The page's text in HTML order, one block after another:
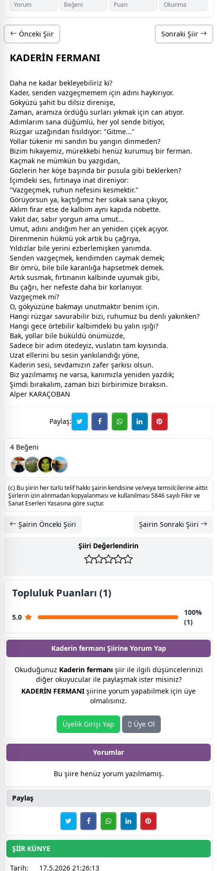
Yorum Beğeni Puan Okunma
Önceki Şiir Sonraki Şiir
KADERİN FERMANI
​Daha ne kadar bekleyebiliriz ki?
Kader, senden vazgeçmemem için adını haykırıyor.
Gökyüzü şahit bu dilsiz direnişe,
Zaman, aramıza ördüğü surları yıkmak için can atıyor.
​Adımlarım sana düğümlü, her yol sende bitiyor,
Rüzgar uzağından fısıldıyor: "Gitme..."
Yollar tükenir mi sandın bu yangın dinmeden?
Bizim hikayemiz, mürekkebi henüz kurumuş bir ferman.
​Kaçmak ne mümkün bu yazgıdan,
Gözlerin her köşe başında bir pusula gibi beklerken?
İçimdeki ses, fırtınaya inat direniyor:
"Vazgeçmek, ruhun nefesini kesmektir."
​Görüyorsun ya, kaçtığımız her sokak sana çıkıyor,
Aklım firar etse de kalbim aynı kapıda nöbette.
Vakit dar, sabır yorgun ama umut...
Umut, adını andığım her an yeniden çiçek açıyor.
​Direnmenin hükmü yok artık bu çağrıya,
Yıldızlar bile yerini ezberlemişken yanımda.
Senden vazgeçmek, kendimden caymak demek;
Bir ömrü, bile bile karanlığa hapsetmek demek.
​Artık susmak, fırtınanın kalbinde uyumak gibi,
Bu çağrı, her nefeste daha bir korlanıyor.
Vazgeçmek mi?
O, gökyüzüne bakmayı unutmaktır benim için.
​Hangi rüzgar savurabilir bizi, ruhumuz bu denli yakınken?
Hangi gece örtebilir kalbimdeki bu yalın ışığı?
Bak, yollar bile büküldü önümüzde,
Sadece bir adım ötedeyiz, vuslatın tam kıyısında.
​Uzat ellerini bu sesin yankılandığı yöne,
Kaderin sesi, sevdamızın zafer şarkısı olsun.
Biz yazılmamış ne varsa, kanımızla yeniden yazdık;
Şimdi bırakalım, zaman bizi birbirimize bıraksın.
Alper KARAÇOBAN
Paylaş:
4 Beğeni
(c) Bu şiirin her türlü telif hakkı şairin kendisine ve/veya temsilcilerine aittir.
Şiirlerin izin alınmadan kopyalanması ve kullanılması 5846 sayılı Fikir ve
Sanat Eserleri Yasasına göre suçtur.
Şairin Önceki Şiiri Şairin Sonraki Şiiri
Şiiri Değerlendirin
Topluluk Puanları (1)
5.0
100%
(1)
Kaderin fermanı Şiirine Yorum Yap
Okuduğunuz Kaderin fermanışiir ile ilgili düşüncelerinizi
diğer okuyucular ile paylaşmak ister misiniz?
KADERİN FERMANI şiirine yorum yapabilmek için üye
olmalısınız.
Üyelik Girişi Yap Üye Ol
Yorumlar
Bu şiire henüz yorum yazılmamış.
Paylaş
ŞİİR KÜNYE
Tarih: 17.5.2026 21:26:13